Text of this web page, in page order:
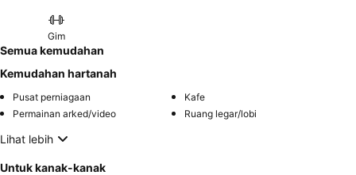
Gim
Semua kemudahan
Kemudahan hartanah
Pusat perniagaan
Kafe
Permainan arked/video
Ruang legar/lobi
Lihat lebih
Untuk kanak-kanak